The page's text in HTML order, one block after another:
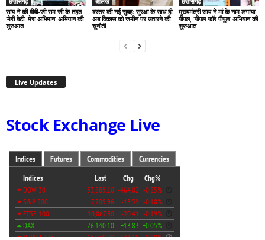
साय ने की वीबी-जी राम जी के तहत
‘मेरी बेटी–मेरा अभिमान’ अभियान की
शुरुआत
बस्तर की नई सुबह: सुरक्षा के साथ ही
अब विकास को जमीन पर उतारने की
चुनौती
मुख्यमंत्री साय ने मां के नाम लगाया
पीपल, ‘पीपल फॉर पीपुल’ अभियान की
शुरुआत
Live Updates
Stock Exchange Live